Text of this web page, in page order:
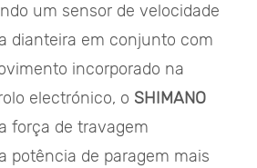
um sensor de velocidade
dianteira em conjunto com
incorporado na
electrónico, o SHIMANO
força de travagem
potência de paragem mais